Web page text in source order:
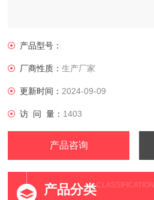
产品型号：
厂商性质：生产厂家
更新时间： 2024-09-09
访 问 量： 1403
产品咨询
产品分类CLASSIFICATION